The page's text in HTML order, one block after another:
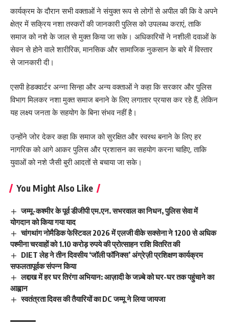
कार्यक्रम के दौरान सभी वक्ताओं ने संयुक्त रूप से लोगों से अपील की कि वे अपने
क्षेत्र में सक्रिय नशा तस्करों की जानकारी पुलिस को उपलब्ध कराएं, ताकि
समाज को नशे के जाल से मुक्त किया जा सके। अधिकारियों ने नशीली दवाओं के
सेवन से होने वाले शारीरिक, मानसिक और सामाजिक नुकसान के बारे में विस्तार
से जानकारी दी।
एसपी हेडक्वार्टर अन्ना सिन्हा और अन्य वक्ताओं ने कहा कि सरकार और पुलिस
विभाग मिलकर नशा मुक्त समाज बनाने के लिए लगातार प्रयास कर रहे हैं, लेकिन
यह लक्ष्य जनता के सहयोग के बिना संभव नहीं है।
उन्होंने जोर देकर कहा कि समाज को सुरक्षित और स्वस्थ बनाने के लिए हर
नागरिक को आगे आकर पुलिस और प्रशासन का सहयोग करना चाहिए, ताकि
युवाओं को नशे जैसी बुरी आदतों से बचाया जा सके।
You Might Also Like
जम्मू-कश्मीर के पूर्व डीजीपी एम.एन. सभरवाल का निधन, पुलिस सेवा में
योगदान को किया गया याद
चांगथांग नोमैडिक फेस्टिवल 2026 में एलजी वीके सक्सेना ने 1200 से अधिक
पश्मीना चरवाहों को 1.10 करोड़ रुपये की प्रोत्साहन राशि वितरित की
DIET लेह ने तीन दिवसीय ‘जॉली फॉनिक्स’ अंग्रेज़ी प्रशिक्षण कार्यक्रम
सफलतापूर्वक संपन्न किया
लद्दाख में हर घर तिरंगा अभियान: आज़ादी के जज़्बे को घर-घर तक पहुंचाने का
आह्वान
स्वतंत्रता दिवस की तैयारियों का DC जम्मू ने लिया जायजा